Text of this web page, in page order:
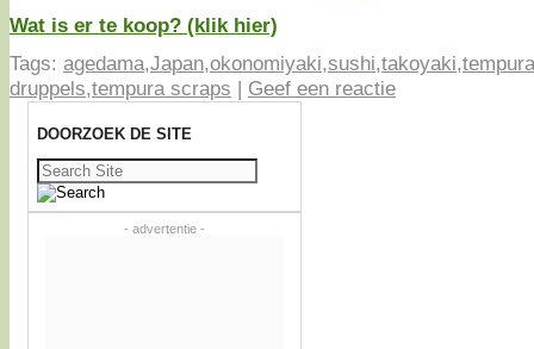
Wat is er te koop? (klik hier)
Tags: agedama,Japan,okonomiyaki,sushi,takoyaki,tempura
druppels,tempura scraps | Geef een reactie
DOORZOEK DE SITE
Zoeken
naar:
- advertentie -